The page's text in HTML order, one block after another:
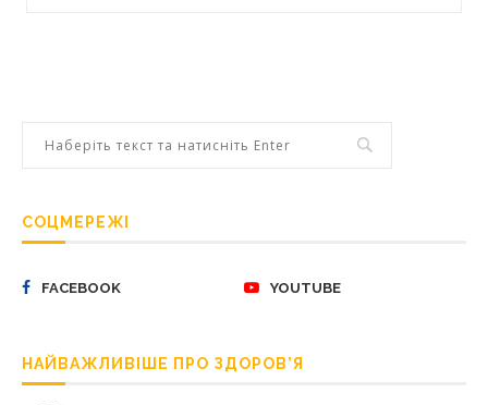
СОЦМЕРЕЖІ
FACEBOOK YOUTUBE
НАЙВАЖЛИВІШЕ ПРО ЗДОРОВ’Я